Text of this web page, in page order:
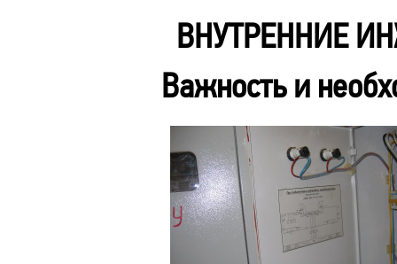
ВНУТРЕННИЕ
Важность и